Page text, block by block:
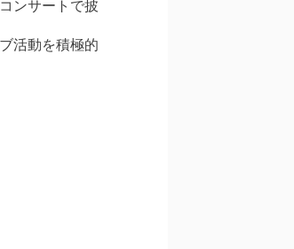
ンサートで披
活動を積極的